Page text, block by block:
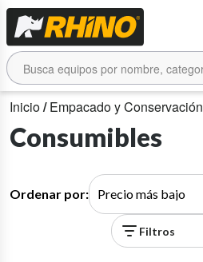
Inicio/Empacado y Conservación
Consumibles
Ordenar por:
Filtros